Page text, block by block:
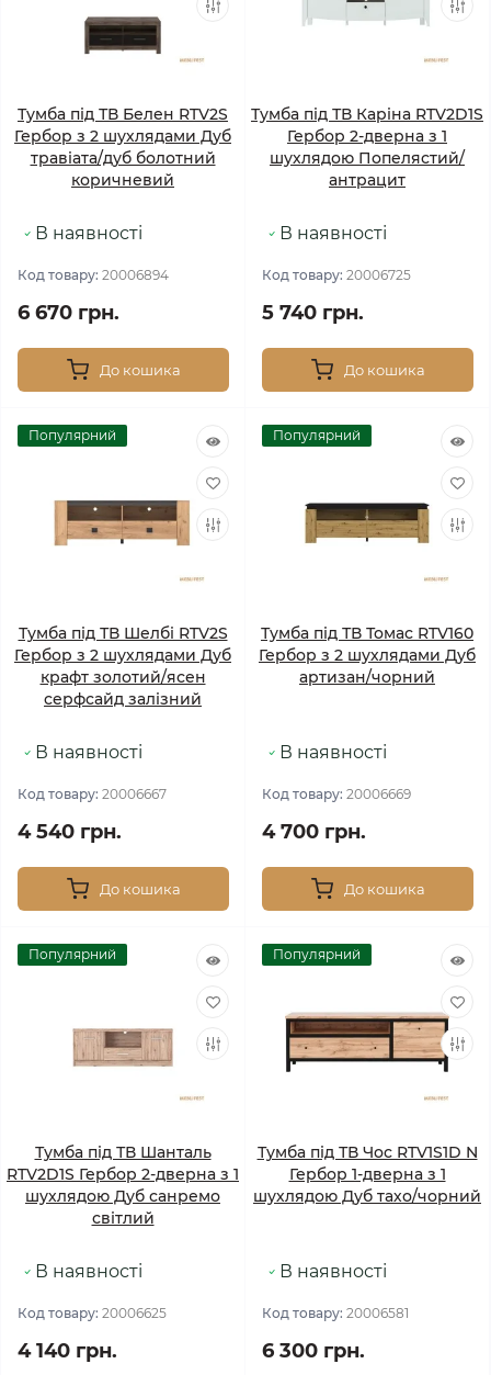
Тумба під ТВ Белен RTV2S
Гербор з 2 шухлядами Дуб
травіата/дуб болотний
коричневий
В наявності
Код товару: 20006894
6 670 грн.
До кошика
Тумба під ТВ Каріна RTV2D1S
Гербор 2-дверна з 1
шухлядою Попелястий/
антрацит
В наявності
Код товару: 20006725
5 740 грн.
До кошика
Популярний
Тумба під ТВ Шелбі RTV2S
Гербор з 2 шухлядами Дуб
крафт золотий/ясен
серфсайд залізний
В наявності
Код товару: 20006667
4 540 грн.
До кошика
Популярний
Тумба під ТВ Томас RTV160
Гербор з 2 шухлядами Дуб
артизан/чорний
В наявності
Код товару: 20006669
4 700 грн.
До кошика
Популярний
Тумба під ТВ Шанталь
RTV2D1S Гербор 2-дверна з 1
шухлядою Дуб санремо
світлий
В наявності
Код товару: 20006625
4 140 грн.
Популярний
Тумба під ТВ Чос RTV1S1D N
Гербор 1-дверна з 1
шухлядою Дуб тахо/чорний
В наявності
Код товару: 20006581
6 300 грн.